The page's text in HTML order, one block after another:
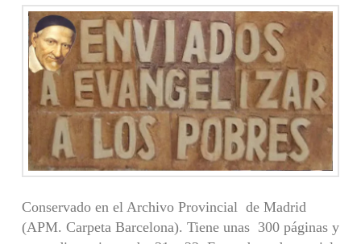
Conservado en el Archivo Provincial de Madrid
(APM. Carpeta Barcelona). Tiene unas 300 páginas y